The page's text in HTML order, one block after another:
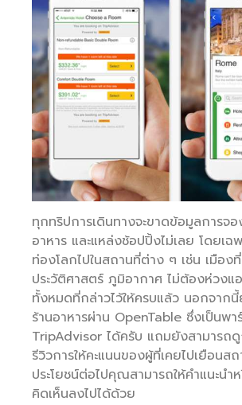
ทุกทริปการเดินทางจะขาดข้อมูลการจ
อาหาร และแหล่งช้อปปิ้งไม่เลย โดยเฉ
ท่องโลกไปในสถานที่ต่าง ๆ เช่น เมือง
ประวัติศาสตร์ ภูมิอากาศ ไม่ต้องห่วงแ
ทั้งหมดที่กล่าวไว้ให้ครบแล้ว นอกจาก
ร้านอาหารผ่าน OpenTable ซึ่งเป็นพา
TripAdvisor ได้ครับ แถมยังสามารถ
รีวิวการให้คะแนนของผู้ที่เคยไปเยือนส
ประโยชน์ต่อไปคุณสามารถให้คำแนะนำ
คิดเห็นลงไปได้ด้วย